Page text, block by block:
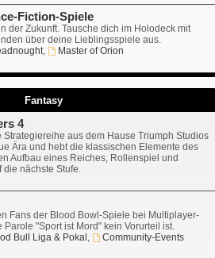
Fiction-Spiele
der Zukunft. Tausche dich im Holodeck mit
über deine Lieblingsspiele aus.
,
Master of Orion
Fantasy
4
Strategiereihe aus dem Hause Triumph Studios
Ära und hebt die klassischen Elemente des
Aufbau eines Reiches, Rollenspiel und
die nächste Stufe.
Fans der Blood Bowl-Spiele bei Multiplayer-
Parole "Sport ist Mord" kein Vorurteil ist.
Bull Liga & Pokal,
Community-Events